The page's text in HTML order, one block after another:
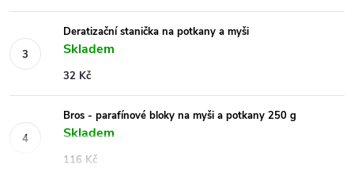
Deratizační stanička na potkany a myši
Skladem
32 Kč
Bros - parafínové bloky na myši a potkany 250 g
Skladem
116 Kč